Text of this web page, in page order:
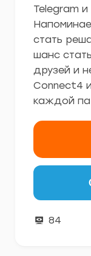
Telegram
стать
шанс
друзей и
Connect4
каждой
84